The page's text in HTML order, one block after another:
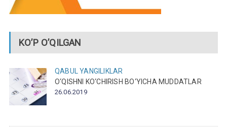
KO’P O’QILGAN
QABUL
YANGILIKLAR
O‘QISHNI KO‘CHIRISH BO‘YICHA MUDDATLAR
26.06.2019